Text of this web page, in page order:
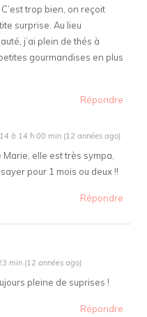
C’est trop bien, on reçoit
surprise. Au lieu
j’ai plein de thés à
gourmandises en plus
Répondre
à 14 h 00 min (12 années ago)
Marie, elle est très sympa,
pour 1 mois ou deux !!
Répondre
min (12 années ago)
pleine de suprises !
Répondre